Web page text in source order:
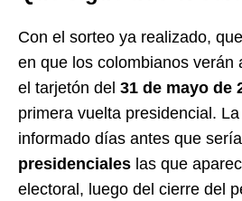
Con el sorteo ya realizado,
en que los colombianos verán
el tarjetón del 31 de mayo de
primera vuelta presidencial.
informado días antes que
presidenciales las que
electoral, luego del cierre del